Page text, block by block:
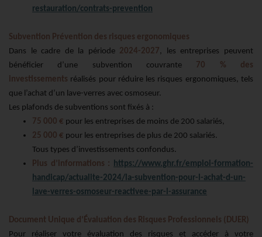
restauration/contrats-prevention
Subvention Prévention des risques ergonomiques
Dans le cadre de la période 2024-2027 , les entreprises peuvent
bénéficier d’une subvention couvrante
70 % des
investissements réalisés pour réduire les risques ergonomiques, tels
que l’achat d’un lave-verres avec osmoseur.
Les plafonds de subventions sont fixés à :
75 000 € pour les entreprises de moins de 200 salariés,
25 000 € pour les entreprises de plus de 200 salariés.
Tous types d’investissements confondus.
Plus d’informations : https://www.ghr.fr/emploi-formation-
handicap/actualite-2024/la-subvention-pour-l-achat-d-un-
lave-verres-osmoseur-reactivee-par-l-assurance
Document Unique d’Évaluation des Risques Professionnels (DUER)
Pour réaliser votre évaluation des risques et accéder à votre